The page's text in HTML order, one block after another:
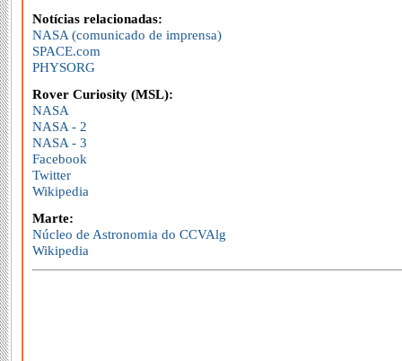
Notícias relacionadas:
NASA (comunicado de imprensa)
SPACE.com
PHYSORG
Rover Curiosity (MSL):
NASA
NASA - 2
NASA - 3
Facebook
Twitter
Wikipedia
Marte:
Núcleo de Astronomia do CCVAlg
Wikipedia